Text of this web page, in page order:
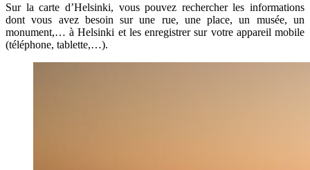
Sur la carte d’Helsinki, vous pouvez rechercher les informations
dont vous avez besoin sur une rue, une place, un musée, un
monument,… à Helsinki et les enregistrer sur votre appareil mobile
(téléphone, tablette,…).